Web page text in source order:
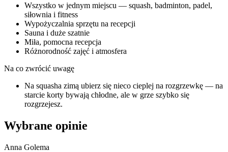
Wszystko w jednym miejscu — squash, badminton, padel,
siłownia i fitness
Wypożyczalnia sprzętu na recepcji
Sauna i duże szatnie
Miła, pomocna recepcja
Różnorodność zajęć i atmosfera
Na co zwrócić uwagę
Na squasha zimą ubierz się nieco cieplej na rozgrzewkę — na
starcie korty bywają chłodne, ale w grze szybko się
rozgrzejesz.
Wybrane opinie
Anna Golema